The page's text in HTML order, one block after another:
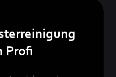
Profi